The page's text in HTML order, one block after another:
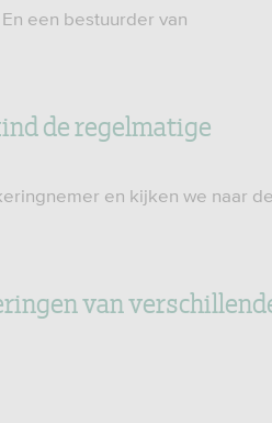
een bestuurder van
de regelmatige
en kijken we naar de
van